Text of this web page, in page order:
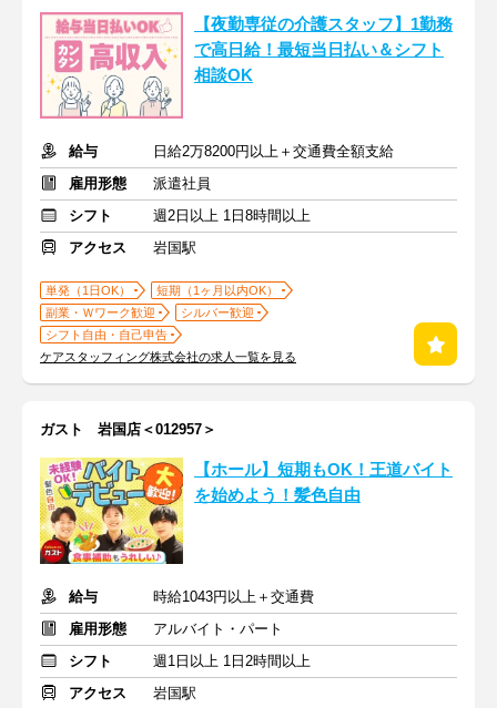
【夜勤専従の介護スタッフ】1勤務
で高日給！最短当日払い＆シフト
相談OK
給与
日給2万8200円以上＋交通費全額支給
雇用形態
派遣社員
シフト
週2日以上 1日8時間以上
アクセス
岩国駅
単発（1日OK）
短期（1ヶ月以内OK）
副業・Ｗワーク歓迎
シルバー歓迎
シフト自由・自己申告
ケアスタッフィング株式会社の求人一覧を見る
ガスト 岩国店＜012957＞
【ホール】短期もOK！王道バイト
を始めよう！髪色自由
給与
時給1043円以上＋交通費
雇用形態
アルバイト・パート
シフト
週1日以上 1日2時間以上
アクセス
岩国駅